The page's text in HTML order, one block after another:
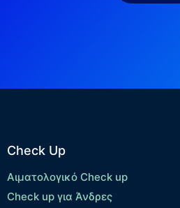
Check Up
Αιματολογικό Check up
Check up για Άνδρες